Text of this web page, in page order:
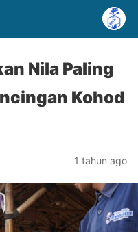
Nila Paling
Kohod
1 tahun ago